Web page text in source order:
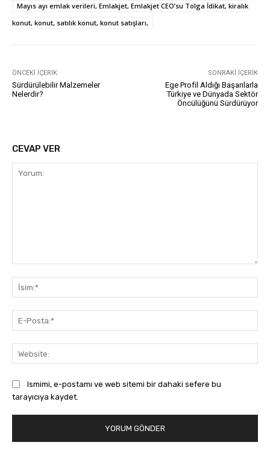
Mayıs ayı emlak verileri, Emlakjet, Emlakjet CEO’su Tolga İdikat, kiralık
konut, konut, satılık konut, konut satışları,
ÖNCEKI İÇERIK
Sürdürülebilir Malzemeler
Nelerdir?
SONRAKI İÇERIK
Ege Profil Aldığı Başarılarla
Türkiye ve Dünyada Sektör
Öncülüğünü Sürdürüyor
CEVAP VER
Ismimi, e-postamı ve web sitemi bir dahaki sefere bu
tarayıcıya kaydet.